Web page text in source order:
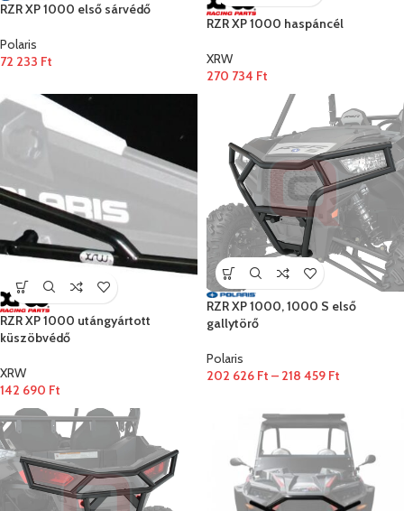
RZR XP 1000 első sárvédő
Polaris
72 233 Ft
RZR XP 1000 haspáncél
XRW
270 734 Ft
RZR XP 1000 utángyártott
küszöbvédő
XRW
142 690 Ft
RZR XP 1000, 1000 S első
gallytörő
Polaris
202 626 Ft – 218 459 Ft